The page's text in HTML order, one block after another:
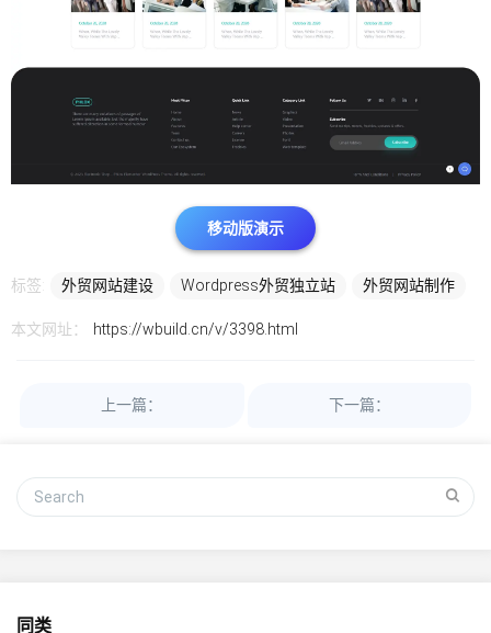
移动版演示
标签: 外贸网站建设 Wordpress外贸独立站 外贸网站制作
本文网址： https://wbuild.cn/v/3398.html
上一篇： 下一篇：
同类